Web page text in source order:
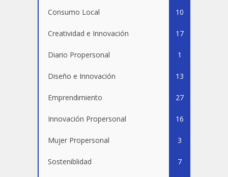
Consumo Local 10
Creatividad e Innovación 17
Diario Propersonal 1
Diseño e Innovación 13
Emprendimiento 27
Innovación Propersonal 16
Mujer Propersonal 3
Sosteniblidad 7